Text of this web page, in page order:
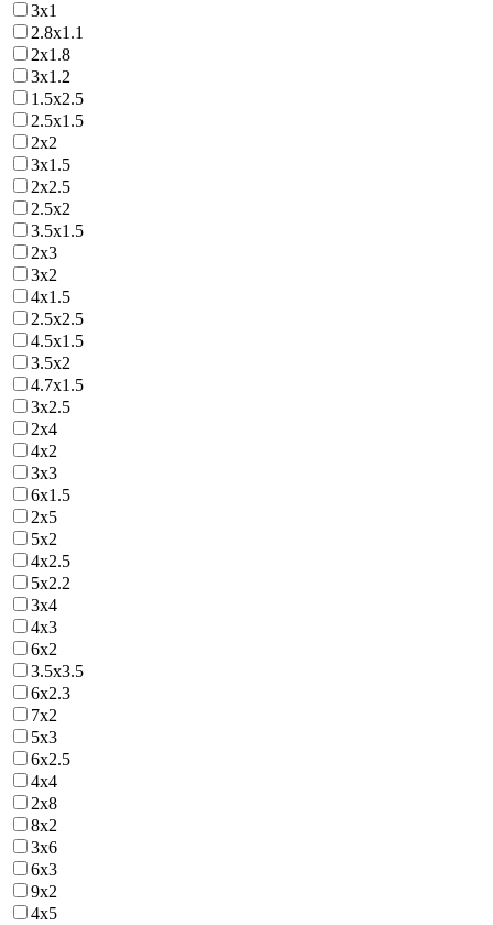
3х1
2.8х1.1
2х1.8
3х1.2
1.5х2.5
2.5х1.5
2х2
3х1.5
2х2.5
2.5х2
3.5х1.5
2х3
3х2
4х1.5
2.5х2.5
4.5х1.5
3.5х2
4.7х1.5
3х2.5
2х4
4х2
3х3
6х1.5
2х5
5х2
4х2.5
5х2.2
3х4
4х3
6х2
3.5х3.5
6х2.3
7х2
5х3
6х2.5
4х4
2х8
8х2
3х6
6х3
9х2
4х5